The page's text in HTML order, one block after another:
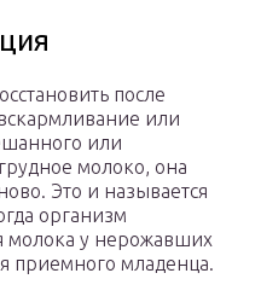
после
или
или
молоко, она
Это и называется
организм
молока у нерожавших
приемного младенца.